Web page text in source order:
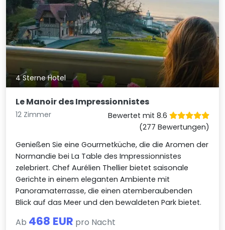
4 Sterne Hotel
Le Manoir des Impressionnistes
12 Zimmer
Bewertet mit 8.6
(277 Bewertungen)
Genießen Sie eine Gourmetküche, die die Aromen der
Normandie bei La Table des Impressionnistes
zelebriert. Chef Aurélien Thellier bietet saisonale
Gerichte in einem eleganten Ambiente mit
Panoramaterrasse, die einen atemberaubenden
Blick auf das Meer und den bewaldeten Park bietet.
Ab 468 EUR pro Nacht